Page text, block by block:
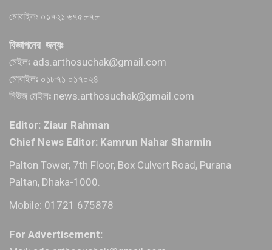
মোবাইলঃ ০১৭২১ ৬৭৫৮৭৮
বিজ্ঞাপনের জন্যঃ
মেইলঃ ads.arthosuchak@gmail.com
মোবাইলঃ ০১৮৭১ ০১৭০২৪
নিউজ মেইলঃ news.arthosuchak@gmail.com
Editor: Ziaur Rahman
Chief News Editor: Kamrun Nahar Sharmin
Palton Tower, 7th Floor, Box Culvert Road, Purana
Paltan, Dhaka-1000.
Mobile: 01721 675878
For Advertisement: